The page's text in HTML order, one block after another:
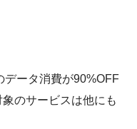
データ消費が90%OFF
のサービスは他にも